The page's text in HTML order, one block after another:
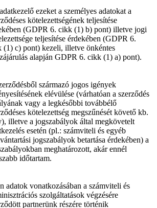
ezeket a személyes adatokat a
kötelezettségének teljesítése
(GDPR 6. cikk (1) b) pont) illetve jogi
teljesítése érdekében (GDPR 6.
(1) c) pont) kezeli, illetve önkéntes
alapján GDPR 6. cikk (1) a) pont).
származó jogos igények
elévülése (várhatóan a szerződés
vagy a legkésőbbi továbbélő
kötelezettség megszűnését követő kb.
illetve a jogszabályok által megkövetelt
esetén (pl.: számviteli és egyéb
jogszabályok betartása érdekében) a
meghatározott, akár ennél
időtartam.
adatok vonatkozásában a számviteli és
szolgáltatások végzésére
partnerünk részére történik